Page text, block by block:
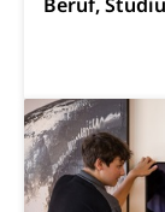
Zivilstand
Geburt,